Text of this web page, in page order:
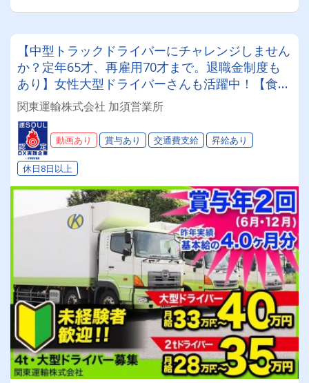
【中型トラックドライバーにチャレンジしません
か？定年65才、再雇用70才まで。退職金制度も
あり】女性大型ドライバーさんも活躍中！【食品
配送】店舗配送なし、センター納品！【未経験者
大歓迎】安心の独り立ちまでしっかりサポート‼
経験者厚遇!!永く働くなら関東運輸！【安定収
入】入社1年目から月収30万円以上可!!住宅補助も
あり（アパートも可）、 ボーナス年2回(*^^)v退
職
関東運輸株式会社 加須営業所
動画あり 賞与あり 交通費支給 昇給あり
休日8日以上